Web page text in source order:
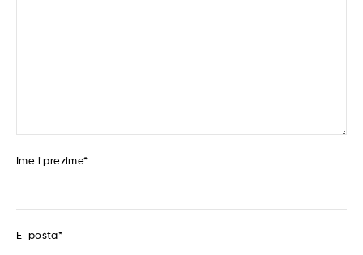
Ime i prezime*
E-pošta*